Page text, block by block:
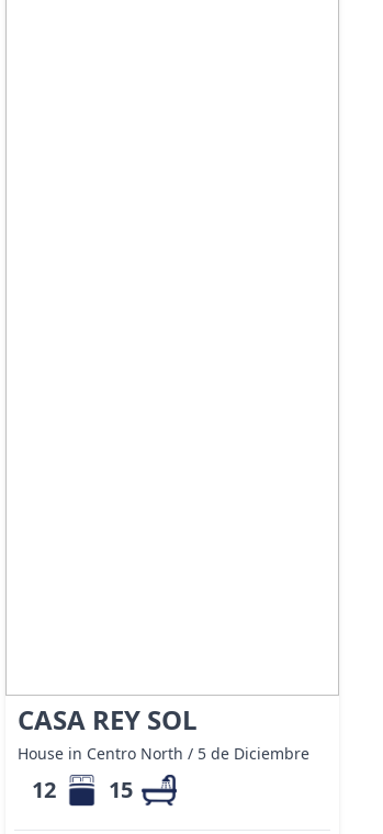
CASA REY SOL
House in Centro North / 5 de Diciembre
12 15